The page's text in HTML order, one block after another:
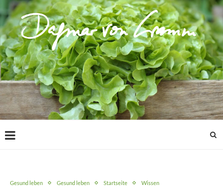
Gesund leben Gesund leben Startseite Wissen